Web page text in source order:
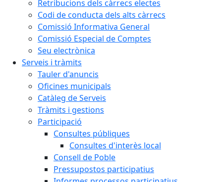
Retribucions dels càrrecs electes
Codi de conducta dels alts càrrecs
Comissió Informativa General
Comissió Especial de Comptes
Seu electrònica
Serveis i tràmits
Tauler d'anuncis
Oficines municipals
Catàleg de Serveis
Tràmits i gestions
Participació
Consultes públiques
Consultes d'interès local
Consell de Poble
Pressupostos participatius